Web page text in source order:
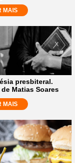
MAIS
presbiteral.
Matias Soares
MAIS